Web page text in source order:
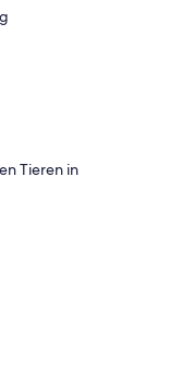
Tieren in